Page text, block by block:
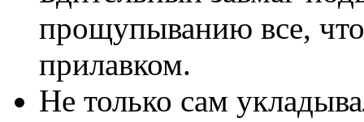
прощупыванию все,
прилавком.
Не только сам